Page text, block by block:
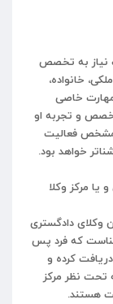
نیاز به تخصص
خانواده،
مهارت خاصی
تخصص و تجربه او
مشخص فعالیت
خواهد بود.
وکلای دادگستری
که فرد پس
کرده و
تحت نظر مرکز
هستند.